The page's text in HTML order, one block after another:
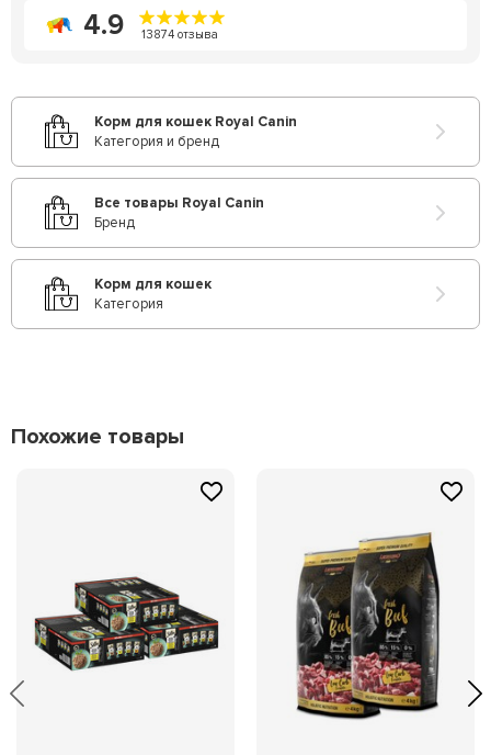
4.9 13874 отзыва
Корм для кошек Royal Canin
Категория и бренд
Все товары Royal Canin
Бренд
Корм для кошек
Категория
Похожие товары